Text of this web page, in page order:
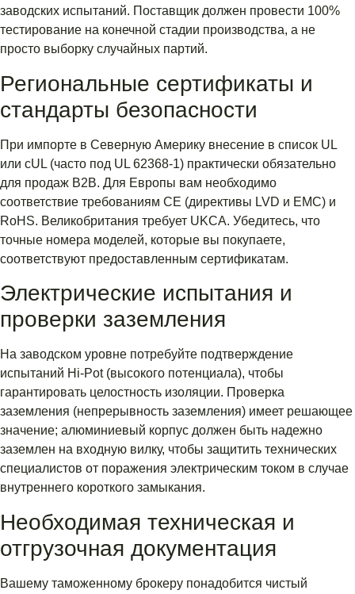
заводских испытаний. Поставщик должен провести 100%
тестирование на конечной стадии производства, а не
просто выборку случайных партий.
Региональные сертификаты и
стандарты безопасности
При импорте в Северную Америку внесение в список UL
или cUL (часто под UL 62368-1) практически обязательно
для продаж B2B. Для Европы вам необходимо
соответствие требованиям CE (директивы LVD и EMC) и
RoHS. Великобритания требует UKCA. Убедитесь, что
точные номера моделей, которые вы покупаете,
соответствуют предоставленным сертификатам.
Электрические испытания и
проверки заземления
На заводском уровне потребуйте подтверждение
испытаний Hi-Pot (высокого потенциала), чтобы
гарантировать целостность изоляции. Проверка
заземления (непрерывность заземления) имеет решающее
значение; алюминиевый корпус должен быть надежно
заземлен на входную вилку, чтобы защитить технических
специалистов от поражения электрическим током в случае
внутреннего короткого замыкания.
Необходимая техническая и
отгрузочная документация
Вашему таможенному брокеру понадобится чистый